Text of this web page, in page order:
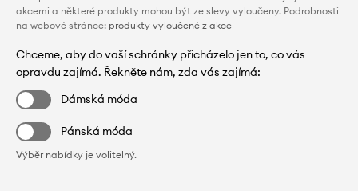
akcemi a některé produkty mohou být ze slevy vyloučeny. Podrobnosti
na webové stránce: produkty vyloučené z akce
Chceme, aby do vaší schránky přicházelo jen to, co vás
opravdu zajímá. Řekněte nám, zda vás zajímá:
Dámská móda
Pánská móda
Výběr nabídky je volitelný.